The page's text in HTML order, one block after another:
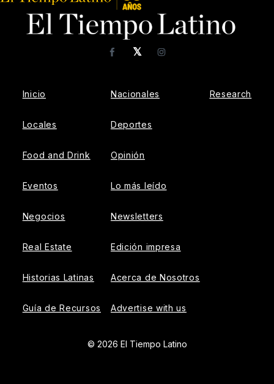
𝕏
FacebookInstagram
Inicio
Locales
Food and Drink
Eventos
Negocios
Real Estate
Historias Latinas
Guía de Recursos
Nacionales
Deportes
Opinión
Lo más leído
Newsletters
Edición impresa
Acerca de Nosotros
Advertise with us
Research
© 2026 El Tiempo Latino